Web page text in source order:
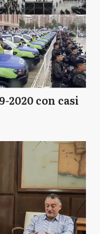
2020 con casi